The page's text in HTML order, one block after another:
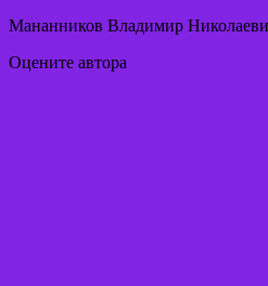
Мананников Владимир
Оцените автора